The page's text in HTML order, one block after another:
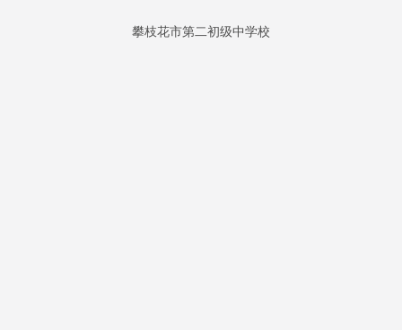
攀枝花市第二初级中学校